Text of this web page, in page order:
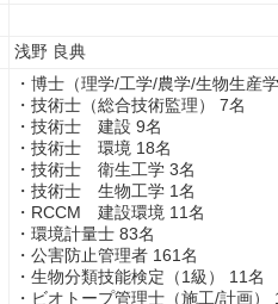
浅野 良典
・博士（理学/工学/農学/生物生
・技術士（総合技術監理） 7名
・技術士 建設 9名
・技術士 環境 18名
・技術士 衛生工学 3名
・技術士 生物工学 1名
・RCCM 建設環境 11名
・環境計量士 83名
・公害防止管理者 161名
・生物分類技能検定（1級） 11名
・ビオトープ管理士（施工/計画）